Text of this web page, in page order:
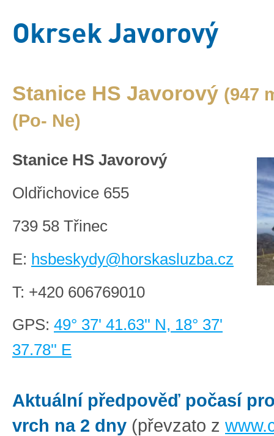
Okrsek Javorový
Stanice HS Javorový (947
(Po- Ne)
Stanice HS Javorový
Oldřichovice 655
739 58 Třinec
E: hsbeskydy@horskasluzba.cz
T: +420 606769010
GPS: 49° 37' 41.63'' N, 18° 37'
37.78'' E
Aktuální předpověď počasí
vrch na 2 dny (převzato z